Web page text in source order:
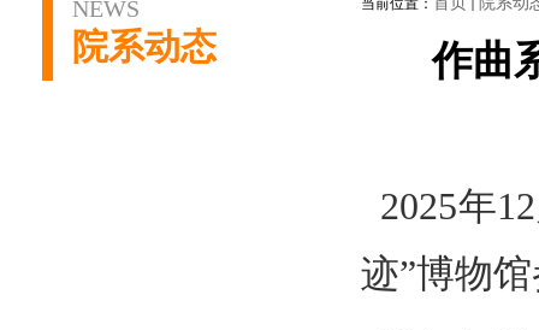
NEWS
院系动态
当前位置：
作曲
2025年
迹”博物